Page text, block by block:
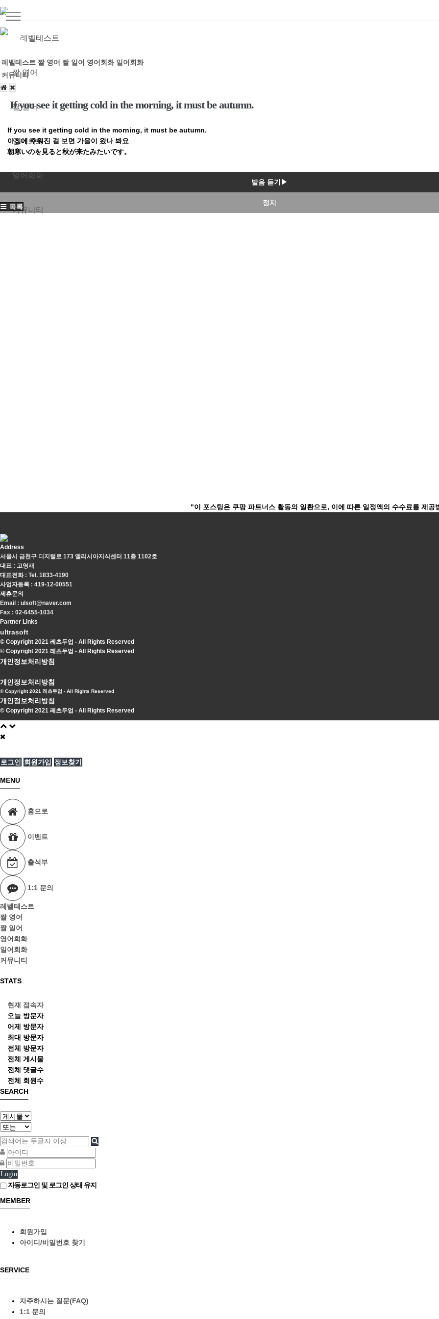
레벨테스트
짤 영어
짤 일어
영어회화
일어회화
커뮤니티
레벨테스트 짤 영어 짤 일어 영어회화 일어회화
커뮤니티
If you see it getting cold in the morning, it must be autumn.
If you see it getting cold in the morning, it must be autumn.
아침에 추워진 걸 보면 가을이 왔나 봐요
朝寒いのを見ると秋が来たみたいです。
발음 듣기▶
정지
목록
"이 포스팅은 쿠팡 파트너스 활동의 일환으로, 이에 따른 일정액의 수수료를 제공
Address
서울시 금천구 디지털로 173 엘리시아지식센터 11층 1102호
대표 : 고영재
대표전화 : Tel. 1833-4190
사업자등록 : 419-12-00551
제휴문의
Email : ulsoft@naver.com
Fax : 02-6455-1034
Partner Links
ultrasoft
© Copyright 2021 레츠두업 - All Rights Reserved
© Copyright 2021 레츠두업 - All Rights Reserved
개인정보처리방침
개인정보처리방침
© Copyright 2021 레츠두업 - All Rights Reserved
개인정보처리방침
© Copyright 2021 레츠두업 - All Rights Reserved
로그인 회원가입 정보찾기
MENU
홈으로
이벤트
출석부
1:1 문의
레벨테스트
짤 영어
짤 일어
영어회화
일어회화
커뮤니티
STATS
현재 접속자
오늘 방문자
어제 방문자
최대 방문자
전체 방문자
전체 게시물
전체 댓글수
전체 회원수
SEARCH
Login
자동로그인 및 로그인 상태 유지
MEMBER
회원가입
아이디/비밀번호 찾기
SERVICE
자주하시는 질문(FAQ)
1:1 문의